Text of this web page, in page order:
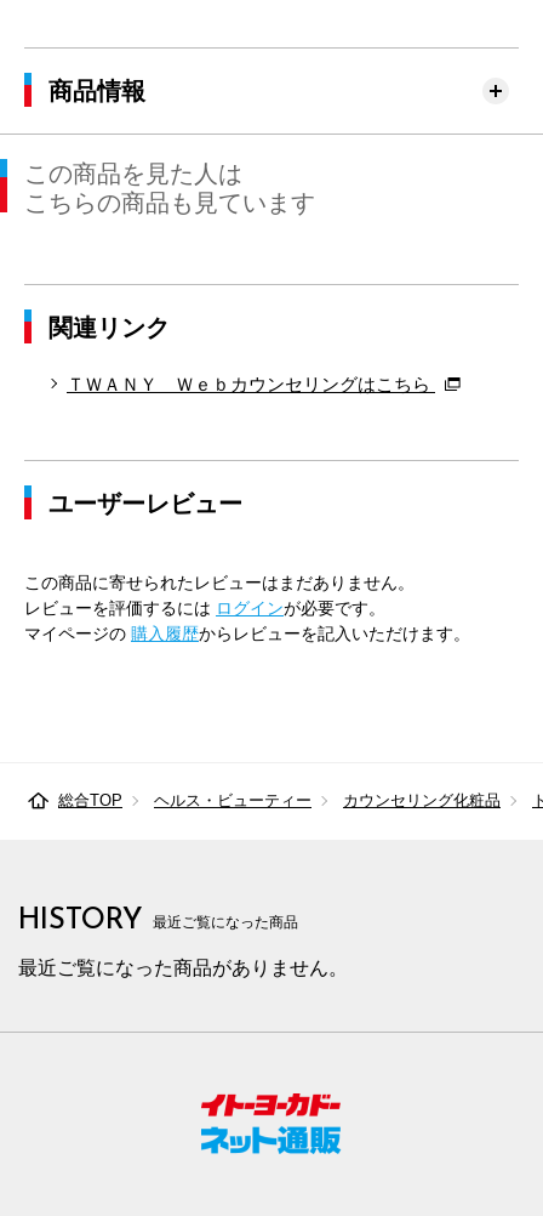
商品情報
この商品を見た人は
こちらの商品も見ています
関連リンク
ＴＷＡＮＹ Ｗｅｂカウンセリングはこちら
ユーザーレビュー
この商品に寄せられたレビューはまだありません。
レビューを評価するには ログインが必要です。
マイページの 購入履歴からレビューを記入いただけます。
総合TOP ヘルス・ビューティー カウンセリング化粧品
HISTORY 最近ご覧になった商品
最近ご覧になった商品がありません。